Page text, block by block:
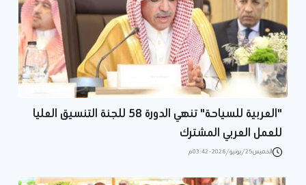
"العربية للسياحة" تنهي الدورة 58 للجنة التنسيق العليا
للعمل العربي المشترك
الخميس 25/يونيو/2026 - 03:42 م